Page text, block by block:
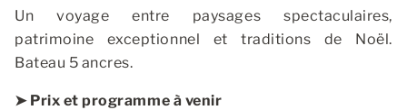
Un voyage entre paysages spectaculaires,
patrimoine exceptionnel et traditions de Noël.
Bateau 5 ancres.
➤ Prix et programme à venir